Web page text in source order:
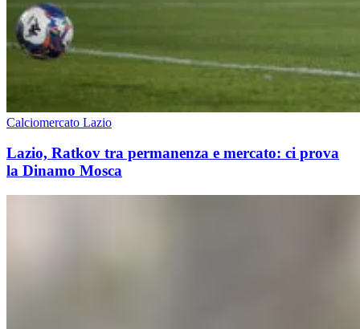
Calciomercato Lazio
Lazio, Ratkov tra permanenza e mercato: ci prova
la Dinamo Mosca